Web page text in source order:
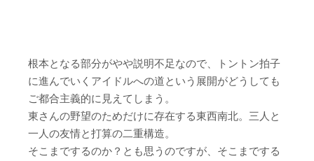
根本となる部分がやや説明不足なので、トントン拍子
に進んでいくアイドルへの道という展開がどうしても
ご都合主義的に見えてしまう。
東さんの野望のためだけに存在する東西南北。三人と
一人の友情と打算の二重構造。
そこまでするのか？とも思うのですが、そこまでする